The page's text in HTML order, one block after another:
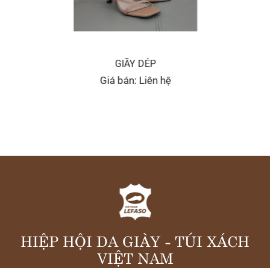
GIẦY DÉP
Giá bán: Liên hệ
HIỆP HỘI DA GIÀY - TÚI XÁCH
VIỆT NAM